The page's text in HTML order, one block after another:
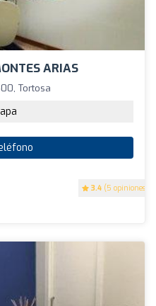
ARIAS
3.4 (5 opiniones)
Tortosa